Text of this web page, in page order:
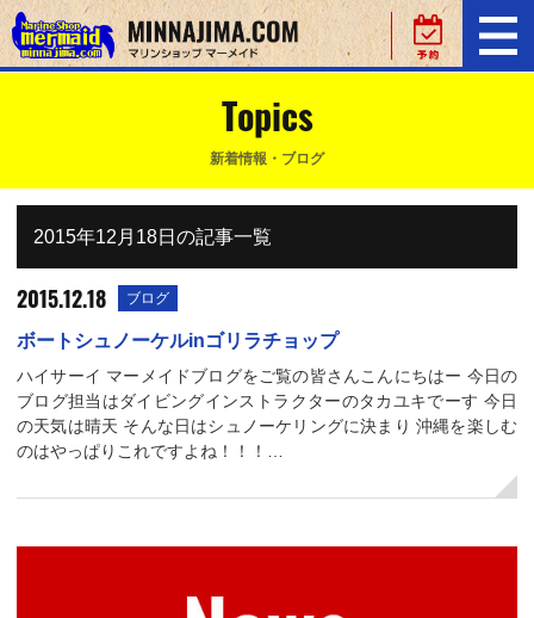
Topics
新着情報・ブログ
2015年12月18日の記事一覧
2015.12.18 ブログ
ボートシュノーケルinゴリラチョップ
ハイサーイ マーメイドブログをご覧の皆さんこんにちはー 今日の
ブログ担当はダイビングインストラクターのタカユキでーす 今日
の天気は晴天 そんな日はシュノーケリングに決まり 沖縄を楽しむ
のはやっぱりこれですよね！！！…